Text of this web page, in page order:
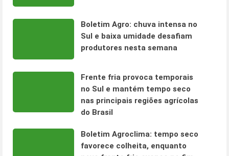
Boletim Agro: chuva intensa no
Sul e baixa umidade desafiam
produtores nesta semana
Frente fria provoca temporais
no Sul e mantém tempo seco
nas principais regiões agrícolas
do Brasil
Boletim Agroclima: tempo seco
favorece colheita, enquanto